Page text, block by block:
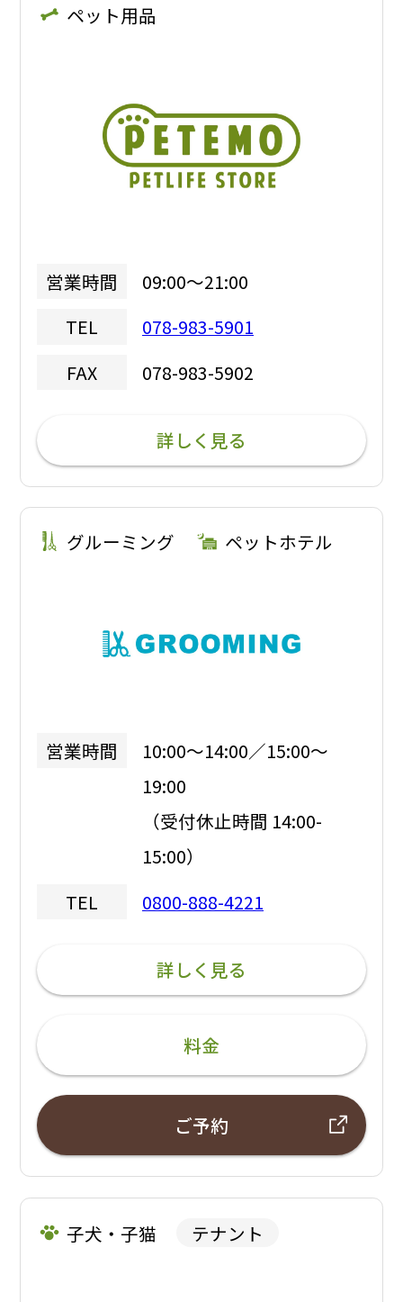
ペット用品
営業時間
09:00～21:00
TEL
078-983-5901
FAX
078-983-5902
詳しく見る
グルーミング ペットホテル
営業時間
10:00～14:00／15:00～
19:00
（受付休止時間 14:00-
15:00）
TEL
0800-888-4221
詳しく見る
料金
ご予約
子犬・子猫 テナント